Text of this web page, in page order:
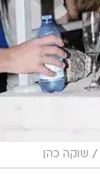
/ שוקה כהן